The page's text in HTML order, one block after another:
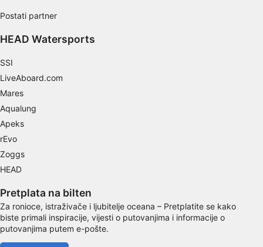
Postati partner
HEAD Watersports
SSI
LiveAboard.com
Mares
Aqualung
Apeks
rEvo
Zoggs
HEAD
Pretplata na bilten
Za ronioce, istraživače i ljubitelje oceana – Pretplatite se kako
biste primali inspiracije, vijesti o putovanjima i informacije o
putovanjima putem e-pošte.